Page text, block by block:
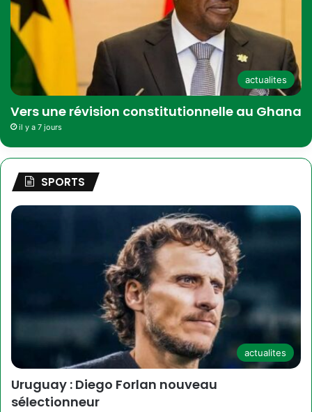
actualites
Vers une révision constitutionnelle au Ghana
il y a 7 jours
SPORTS
actualites
Uruguay : Diego Forlan nouveau
sélectionneur